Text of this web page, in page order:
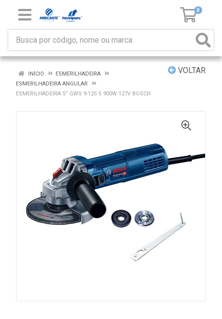
0
VOLTAR
INÍCIO
ESMERILHADEIRA
ESMERILHADEIRA ANGULAR
ESMERILHADEIRA 5” GWS 9-125 S 900W 127V BOSCH